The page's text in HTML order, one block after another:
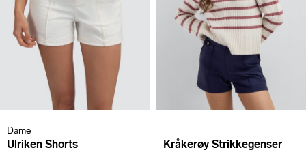
Dame
Ulriken Shorts Kråkerøy Strikkegenser